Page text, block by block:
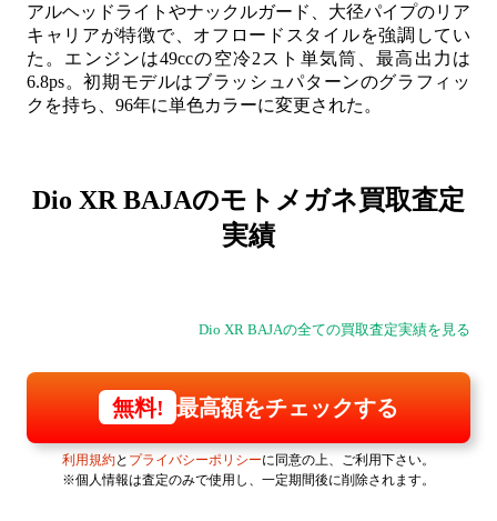
アルヘッドライトやナックルガード、大径パイプのリア
キャリアが特徴で、オフロードスタイルを強調してい
た。エンジンは49ccの空冷2スト単気筒、最高出力は
6.8ps。初期モデルはブラッシュパターンのグラフィッ
クを持ち、96年に単色カラーに変更された。
Dio XR BAJAのモトメガネ買取査定
実績
Dio XR BAJAの全ての買取査定実績を見る
無料! 最高額をチェックする
利用規約と プライバシーポリシーに同意の上、ご利用下さい。
※個人情報は査定のみで使用し、一定期間後に削除されます。